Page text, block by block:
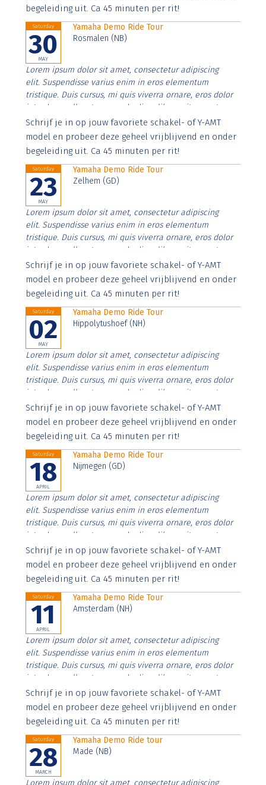
begeleiding uit. Ca 45 minuten per rit!
Saturday
30
MAY
Yamaha Demo Ride Tour
Rosmalen (NB)
Lorem ipsum dolor sit amet, consectetur adipiscing
elit. Suspendisse varius enim in eros elementum
tristique. Duis cursus, mi quis viverra ornare, eros dolor
interdum nulla, ut commodo diam libero vitae erat.
Aenean faucibus nibh et justo cursus id rutrum lorem
imperdiet. Nunc ut sem vitae risus tristique posuere.
Schrijf je in op jouw favoriete schakel- of Y-AMT
model en probeer deze geheel vrijblijvend en onder
begeleiding uit. Ca 45 minuten per rit!
Saturday
23
MAY
Yamaha Demo Ride Tour
Zelhem (GD)
Lorem ipsum dolor sit amet, consectetur adipiscing
elit. Suspendisse varius enim in eros elementum
tristique. Duis cursus, mi quis viverra ornare, eros dolor
interdum nulla, ut commodo diam libero vitae erat.
Aenean faucibus nibh et justo cursus id rutrum lorem
imperdiet. Nunc ut sem vitae risus tristique posuere.
Schrijf je in op jouw favoriete schakel- of Y-AMT
model en probeer deze geheel vrijblijvend en onder
begeleiding uit. Ca 45 minuten per rit!
Saturday
02
MAY
Yamaha Demo Ride Tour
Hippolytushoef (NH)
Lorem ipsum dolor sit amet, consectetur adipiscing
elit. Suspendisse varius enim in eros elementum
tristique. Duis cursus, mi quis viverra ornare, eros dolor
interdum nulla, ut commodo diam libero vitae erat.
Aenean faucibus nibh et justo cursus id rutrum lorem
imperdiet. Nunc ut sem vitae risus tristique posuere.
Schrijf je in op jouw favoriete schakel- of Y-AMT
model en probeer deze geheel vrijblijvend en onder
begeleiding uit. Ca 45 minuten per rit!
Saturday
18
APRIL
Yamaha Demo Ride Tour
Nijmegen (GD)
Lorem ipsum dolor sit amet, consectetur adipiscing
elit. Suspendisse varius enim in eros elementum
tristique. Duis cursus, mi quis viverra ornare, eros dolor
interdum nulla, ut commodo diam libero vitae erat.
Aenean faucibus nibh et justo cursus id rutrum lorem
imperdiet. Nunc ut sem vitae risus tristique posuere.
Schrijf je in op jouw favoriete schakel- of Y-AMT
model en probeer deze geheel vrijblijvend en onder
begeleiding uit. Ca 45 minuten per rit!
Saturday
11
APRIL
Yamaha Demo Ride Tour
Amsterdam (NH)
Lorem ipsum dolor sit amet, consectetur adipiscing
elit. Suspendisse varius enim in eros elementum
tristique. Duis cursus, mi quis viverra ornare, eros dolor
interdum nulla, ut commodo diam libero vitae erat.
Aenean faucibus nibh et justo cursus id rutrum lorem
imperdiet. Nunc ut sem vitae risus tristique posuere.
Schrijf je in op jouw favoriete schakel- of Y-AMT
model en probeer deze geheel vrijblijvend en onder
begeleiding uit. Ca 45 minuten per rit!
Saturday
28
MARCH
Yamaha Demo Ride tour
Made (NB)
Lorem ipsum dolor sit amet, consectetur adipiscing